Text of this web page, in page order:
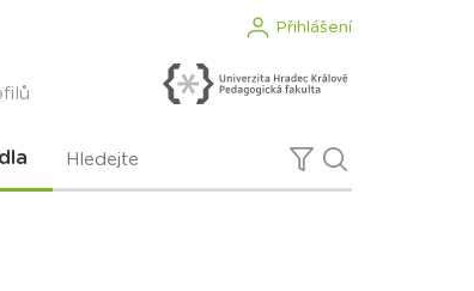
Přihlášení